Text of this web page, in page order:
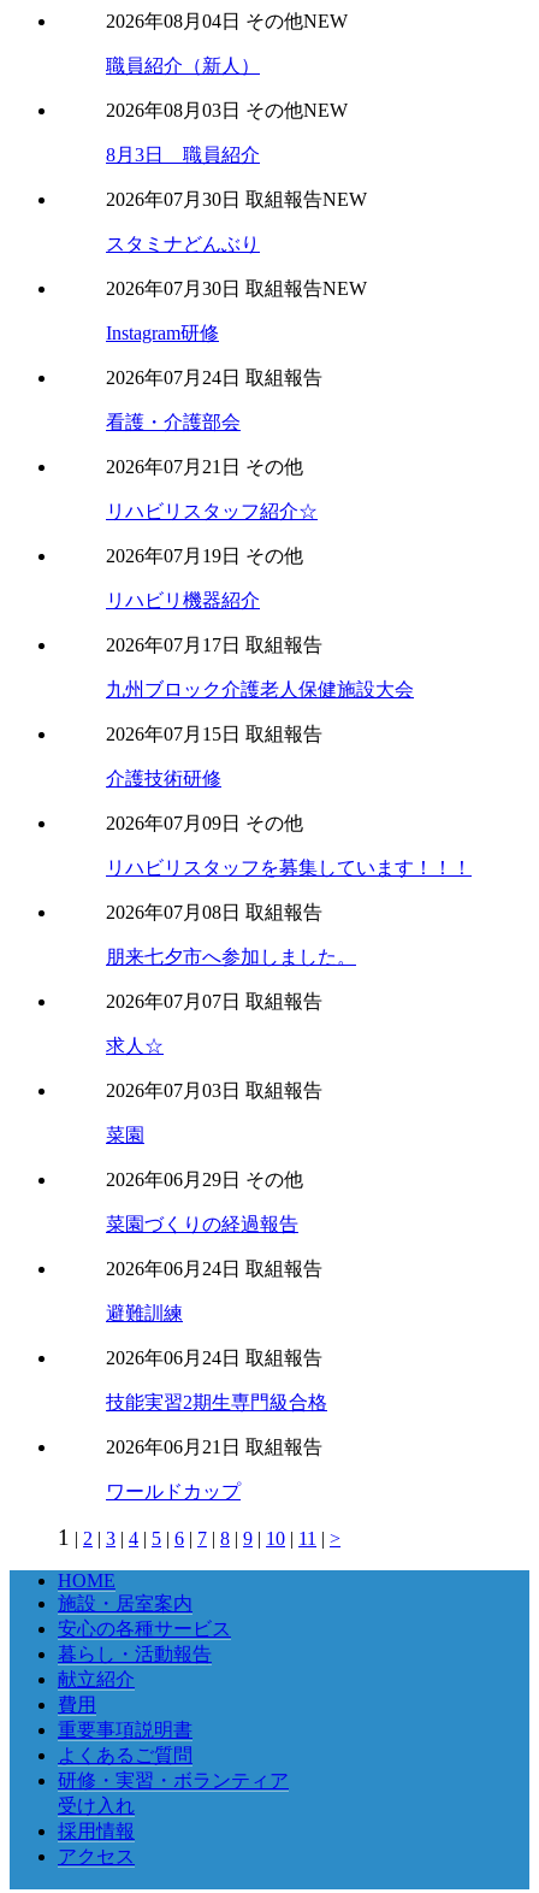
2026年08月04日 その他NEW
職員紹介（新人）
2026年08月03日 その他NEW
8月3日 職員紹介
2026年07月30日 取組報告NEW
スタミナどんぶり
2026年07月30日 取組報告NEW
Instagram研修
2026年07月24日 取組報告
看護・介護部会
2026年07月21日 その他
リハビリスタッフ紹介☆
2026年07月19日 その他
リハビリ機器紹介
2026年07月17日 取組報告
九州ブロック介護老人保健施設大会
2026年07月15日 取組報告
介護技術研修
2026年07月09日 その他
リハビリスタッフを募集しています！！！
2026年07月08日 取組報告
朋来七夕市へ参加しました。
2026年07月07日 取組報告
求人☆
2026年07月03日 取組報告
菜園
2026年06月29日 その他
菜園づくりの経過報告
2026年06月24日 取組報告
避難訓練
2026年06月24日 取組報告
技能実習2期生専門級合格
2026年06月21日 取組報告
ワールドカップ
1 | 2 | 3 | 4 | 5 | 6 | 7 | 8 | 9 | 10 | 11 | >
HOME
施設・居室案内
安心の各種サービス
暮らし・活動報告
献立紹介
費用
重要事項説明書
よくあるご質問
研修・実習・ボランティア
受け入れ
採用情報
アクセス